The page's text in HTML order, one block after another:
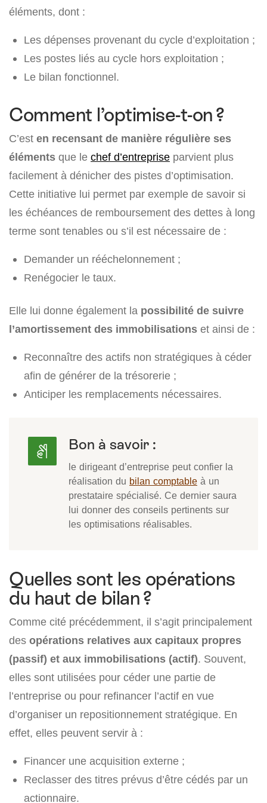
éléments, dont :
Les dépenses provenant du cycle d’exploitation ;
Les postes liés au cycle hors exploitation ;
Le bilan fonctionnel.
Comment l’optimise-t-on ?
C’est en recensant de manière régulière ses
éléments que le chef d’entreprise parvient plus
facilement à dénicher des pistes d’optimisation.
Cette initiative lui permet par exemple de savoir si
les échéances de remboursement des dettes à long
terme sont tenables ou s’il est nécessaire de :
Demander un rééchelonnement ;
Renégocier le taux.
Elle lui donne également la possibilité de suivre
l’amortissement des immobilisations et ainsi de :
Reconnaître des actifs non stratégiques à céder
afin de générer de la trésorerie ;
Anticiper les remplacements nécessaires.
Bon à savoir :
le dirigeant d’entreprise peut confier la
réalisation du bilan comptable à un
prestataire spécialisé. Ce dernier saura
lui donner des conseils pertinents sur
les optimisations réalisables.
Quelles sont les opérations
du haut de bilan ?
Comme cité précédemment, il s’agit principalement
des opérations relatives aux capitaux propres
(passif) et aux immobilisations (actif). Souvent,
elles sont utilisées pour céder une partie de
l’entreprise ou pour refinancer l’actif en vue
d’organiser un repositionnement stratégique. En
effet, elles peuvent servir à :
Financer une acquisition externe ;
Reclasser des titres prévus d’être cédés par un
actionnaire.